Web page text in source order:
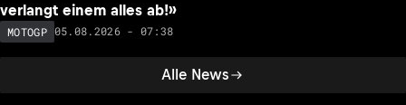
Alle News
verlangt einem alles ab!»
MOTOGP 05.08.2026 - 07:38